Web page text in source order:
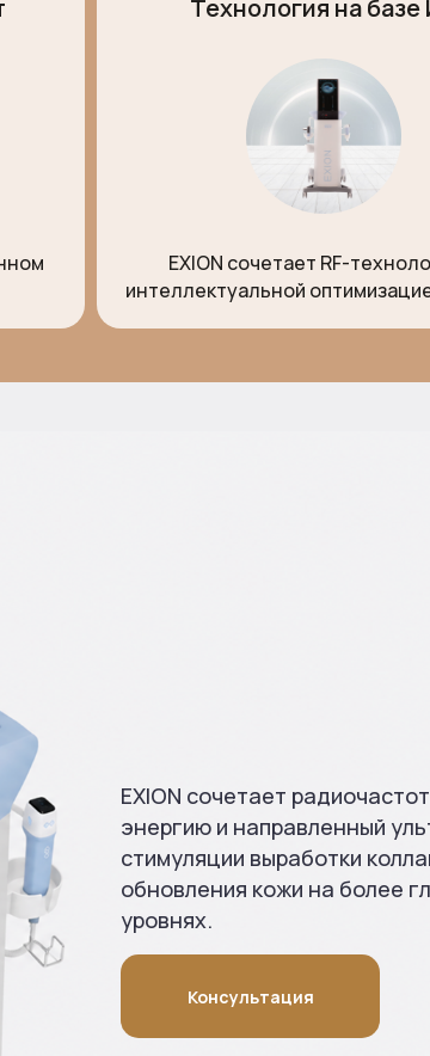
Технология на базе
EXION сочетает RF-
интеллектуальной
EXION сочетает
энергию и направленный
стимуляции выработки
обновления кожи на более
уровнях.
Консультация